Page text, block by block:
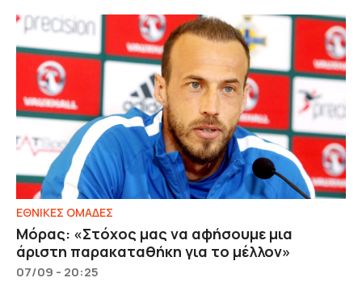
ΕΘΝΙΚΕΣ ΟΜΑΔΕΣ
Μόρας: «Στόχος μας να αφήσουμε μια
άριστη παρακαταθήκη για το μέλλον»
07/09 - 20:25